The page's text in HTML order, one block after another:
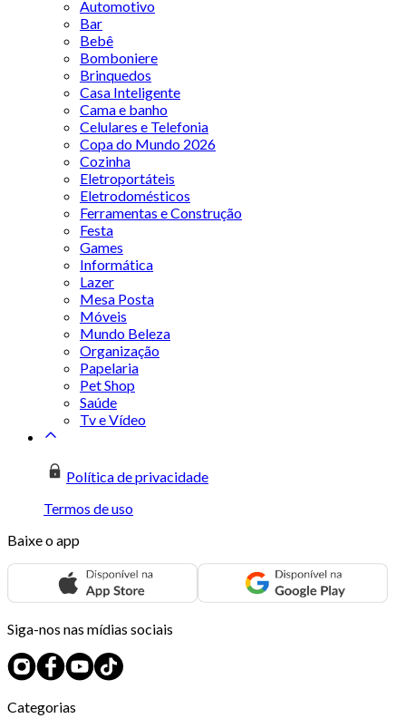
Automotivo
Bar
Bebê
Bomboniere
Brinquedos
Casa Inteligente
Cama e banho
Celulares e Telefonia
Copa do Mundo 2026
Cozinha
Eletroportáteis
Eletrodomésticos
Ferramentas e Construção
Festa
Games
Informática
Lazer
Mesa Posta
Móveis
Mundo Beleza
Organização
Papelaria
Pet Shop
Saúde
Tv e Vídeo
Política de privacidade
Termos de uso
Baixe o app
Siga-nos nas mídias sociais
Categorias